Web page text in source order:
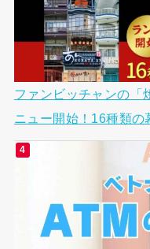
ファンビッチャンの「
ニュー開始！16種類の